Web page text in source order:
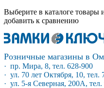
Выберите в каталоге товары
добавить к сравнению
Розничные магазины в
· пр. Мира, 8, тел. 628-900
· ул. 70 лет Октября, 10, тел.
· ул. 5-я Северная, 200А, тел.